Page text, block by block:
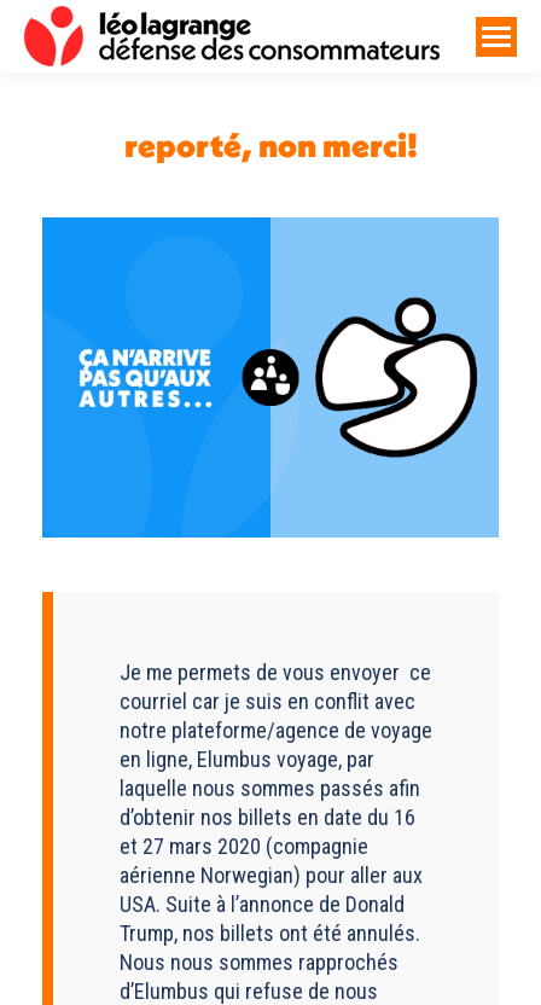
reporté, non merci!
Je me permets de vous envoyer ce
courriel car je suis en conflit avec
notre plateforme/agence de voyage
en ligne, Elumbus voyage, par
laquelle nous sommes passés afin
d’obtenir nos billets en date du 16
et 27 mars 2020 (compagnie
aérienne Norwegian) pour aller aux
USA. Suite à l’annonce de Donald
Trump, nos billets ont été annulés.
Nous nous sommes rapprochés
d’Elumbus qui refuse de nous